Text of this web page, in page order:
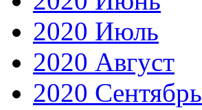
2020 Июль
2020 Август
2020 Сентябрь